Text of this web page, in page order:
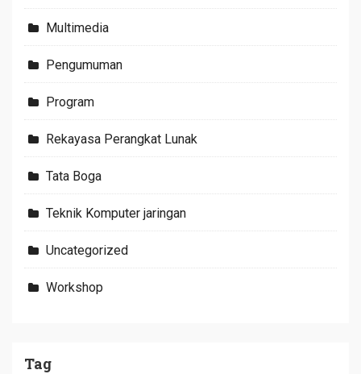
Multimedia
Pengumuman
Program
Rekayasa Perangkat Lunak
Tata Boga
Teknik Komputer jaringan
Uncategorized
Workshop
Tag